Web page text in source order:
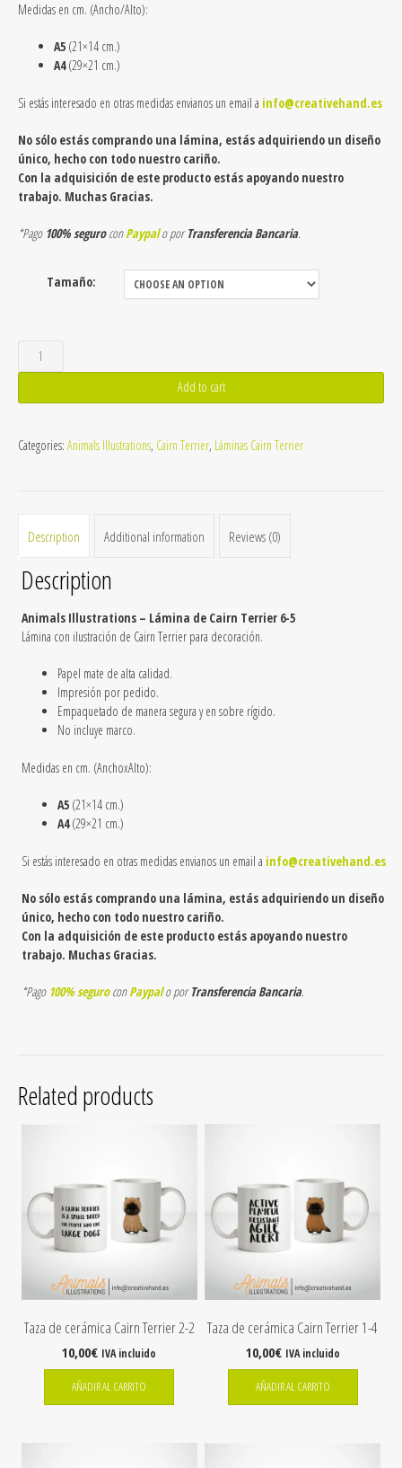
Medidas en cm. (Ancho/Alto):
A5 (21×14 cm.)
A4(29×21 cm.)
Si estás interesado en otras medidas envianos un email a info@creativehand.es
No sólo estás comprando una lámina, estás adquiriendo un diseño
único, hecho con todo nuestro cariño.
Con la adquisición de este producto estás apoyando nuestro
trabajo. Muchas Gracias.
*Pago 100% seguroconPaypalo porTransferencia Bancaria.
Tamaño:
Lámina
de
Cairn
6-
Add to cart
Categories: Animals Illustrations, Cairn Terrier, Láminas Cairn Terrier
Description Additional information Reviews (0)
Description
Animals Illustrations – Lámina de Cairn Terrier 6-5
Lámina con ilustración de Cairn Terrier para decoración.
Papel mate de alta calidad.
Impresión por pedido.
Empaquetado de manera segura y en sobre rígido.
No incluye marco.
Medidas en cm. (AnchoxAlto):
A5 (21×14 cm.)
A4(29×21 cm.)
Si estás interesado en otras medidas envianos un email a info@creativehand.es
No sólo estás comprando una lámina, estás adquiriendo un diseño
único, hecho con todo nuestro cariño.
Con la adquisición de este producto estás apoyando nuestro
trabajo. Muchas Gracias.
*Pago 100% seguroconPaypalo porTransferencia Bancaria.
Related products
Taza de cerámica Cairn Terrier 2-2
10,00€ IVA incluido
AÑADIR AL CARRITO
Taza de cerámica Cairn Terrier 1-4
10,00€ IVA incluido
AÑADIR AL CARRITO